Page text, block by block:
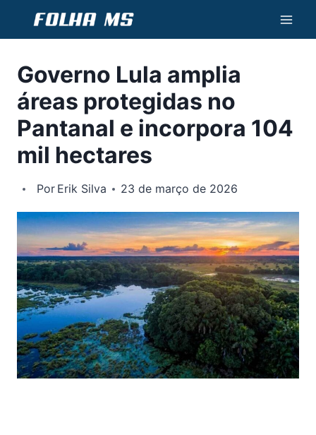
Conteúdo
Governo Lula amplia
áreas protegidas no
Pantanal e incorpora 104
mil hectares
Por Erik Silva 23 de março de 2026